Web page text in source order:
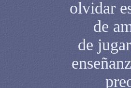
olvidar
de
de